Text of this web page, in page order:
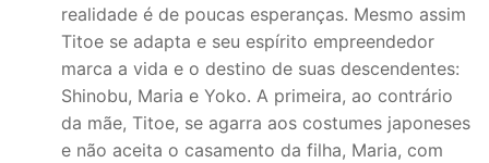
realidade é de poucas esperanças. Mesmo assim
Titoe se adapta e seu espírito empreendedor
marca a vida e o destino de suas descendentes:
Shinobu, Maria e Yoko. A primeira, ao contrário
da mãe, Titoe, se agarra aos costumes japoneses
e não aceita o casamento da filha, Maria, com